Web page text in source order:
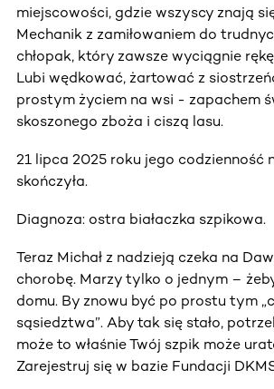
miejscowości, gdzie wszyscy znają
Mechanik z zamiłowaniem do
chłopak, który zawsze wyciągnie
Lubi wędkować, żartować z
prostym życiem na wsi - zapachem
skoszonego zboża i ciszą lasu.
21 lipca 2025 roku jego codzienność
skończyła.
Diagnoza: ostra białaczka szpikowa.
Teraz Michał z nadzieją czeka na
chorobę. Marzy tylko o jednym –
domu. By znowu być po prostu tym
sąsiedztwa”. Aby tak się stało,
może to właśnie Twój szpik może
Zarejestruj się w bazie Fundacji